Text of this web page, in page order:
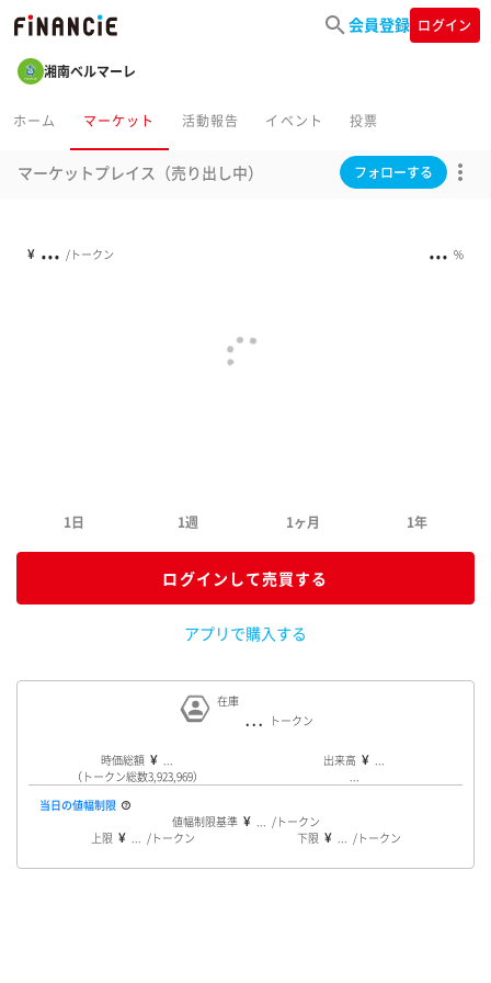
会員登録 ログイン
湘南ベルマーレ
ホーム マーケット 活動報告 イベント 投票
マーケットプレイス（売り出し中） フォローする
... ...
1日 1週 1ヶ月 1年
ログインして売買する
アプリで購入する
在庫 ...
時価総額
...
（トークン総数3,923,969）
出来高
...
...
当日の値幅制限
値幅制限基準
...
上限
... 下限 ...